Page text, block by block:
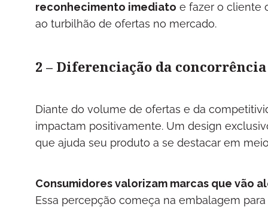
reconhecimento imediato e fazer o cliente
ao turbilhão de ofertas no mercado.
2 – Diferenciação da
Diante do volume de ofertas e da
impactam positivamente. Um design
que ajuda seu produto a se destacar em
Consumidores valorizam marcas que vão
Essa percepção começa na embalagem